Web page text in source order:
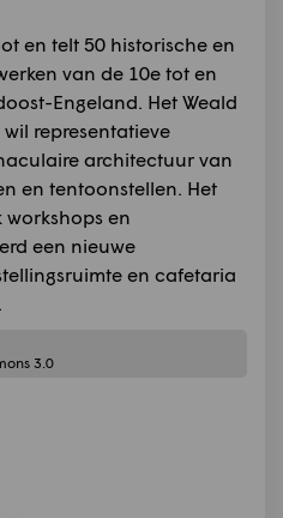
en telt 50 historische en
van de 10e tot en
Engeland. Het Weald
representatieve
architectuur van
en tentoonstellen. Het
workshops en
een nieuwe
en cafetaria
3.0